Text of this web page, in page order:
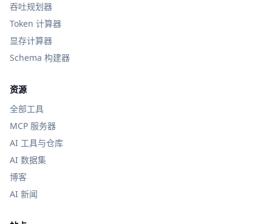
吞吐规划器
Token 计算器
显存计算器
Schema 构建器
资源
全部工具
MCP 服务器
AI 工具与仓库
AI 数据集
博客
AI 新闻